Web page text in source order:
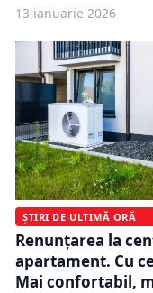
13 ianuarie 2026
ȘTIRI DE ULTIMĂ ORĂ
Renunțarea la
apartament. Cu
Mai confortabil,